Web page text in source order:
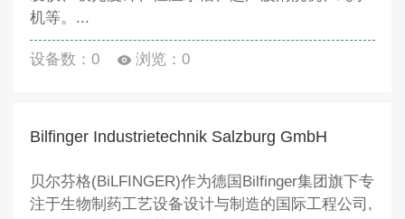
机等。...
设备数：0 浏览：0
Bilfinger Industrietechnik Salzburg GmbH
贝尔芬格(BiLFINGER)作为德国Bilfinger集团旗下专
注于生物制药工艺设备设计与制造的国际工程公司,